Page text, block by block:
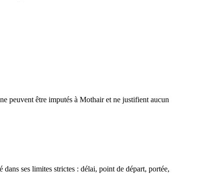
peuvent être imputés à Mothair et ne justifient aucun
ses limites strictes : délai, point de départ, portée,